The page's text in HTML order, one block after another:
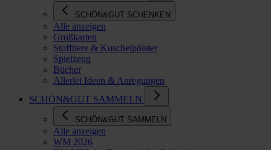
SCHÖN&GUT SCHENKEN
Alle anzeigen
Grußkarten
Stofftiere & Kuschelpölster
Spielzeug
Bücher
Allerlei Ideen & Anregungen
SCHÖN&GUT SAMMELN
SCHÖN&GUT SAMMELN
Alle anzeigen
WM 2026